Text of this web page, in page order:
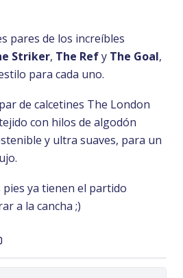
pares de los increíbles
Striker, The Refy The Goal,
para cada uno.
de calcetines The London
con hilos de algodón
y ultra suaves, para un
ya tienen el partido
a la cancha ;)